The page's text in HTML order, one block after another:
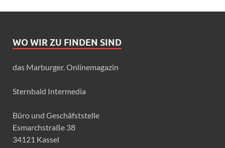
WO WIR ZU FINDEN SIND
das Marburger. Onlinemagazin
Sternbald Intermedia
Büro und Geschäfststelle
Esmarchstraße 38
34121 Kassel